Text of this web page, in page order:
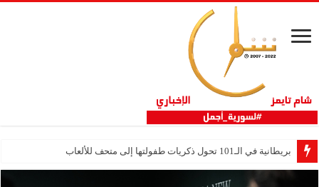
بريطانية في الـ101 تحول ذكريات طفولتها إلى متحف للألعاب